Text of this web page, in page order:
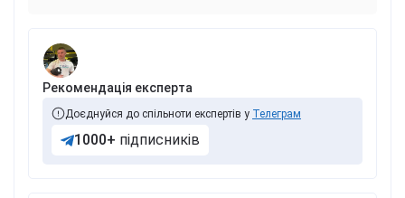
Рекомендація експерта
Доєднуйся до спільноти експертів у Телеграм
1000+ підписників